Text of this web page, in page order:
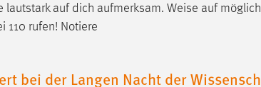
lautstark auf dich aufmerksam. Weise auf
110 rufen! Notiere
bei der Langen Nacht der